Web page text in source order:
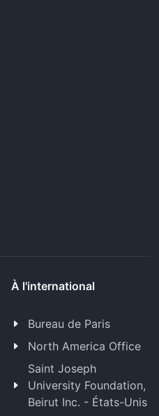
À l'international
Bureau de Paris
North America Office
Saint Joseph
University Foundation,
Beirut Inc. - États-Unis